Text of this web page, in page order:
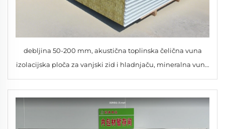
debljina 50-200 mm, akustična toplinska čelična vuna
izolacijska ploča za vanjski zid i hladnjaču, mineralna vuna
izolacija